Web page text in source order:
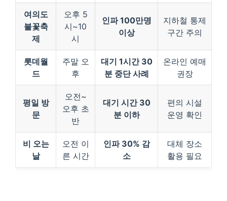
여의도
불꽃축
제
오후 5
시~10
시
인파 100만명
이상
지하철 통제
구간 주의
롯데월
드
주말 오
후
대기 1시간 30
분 중단 사례
온라인 예매
권장
평일 방
문
오전~
오후 초
반
대기 시간 30
분 이하
편의 시설
운영 확인
비 오는
날
오전 이
른 시간
인파 30% 감
소
대체 장소
활용 필요